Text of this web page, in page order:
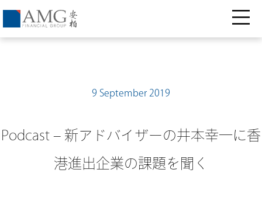
9 September 2019
Podcast – 新アドバイザーの井本幸一に香
港進出企業の課題を聞く